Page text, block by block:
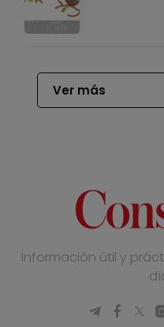
Ver más
Información útil y